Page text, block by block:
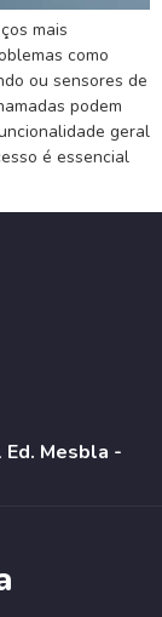
mais
como
ou sensores de
podem
geral
é essencial
Mesbla -